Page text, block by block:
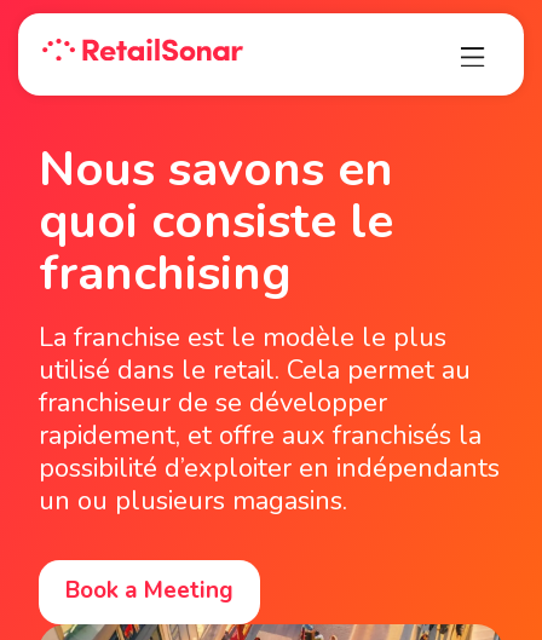
Nous savons en
quoi consiste le
franchising
La franchise est le modèle le plus
utilisé dans le retail. Cela permet au
franchiseur de se développer
rapidement, et offre aux franchisés la
possibilité d’exploiter en indépendants
un ou plusieurs magasins.
Book a Meeting